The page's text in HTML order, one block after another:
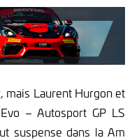
mais Laurent Hurgon et
– Autosport GP LS
suspense dans la Am